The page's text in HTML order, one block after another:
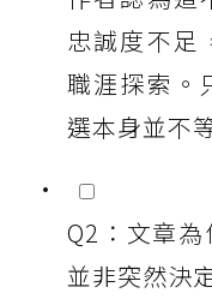
忠誠度不足
職涯探索。
選本身並不
Q2：文章
並非突然決